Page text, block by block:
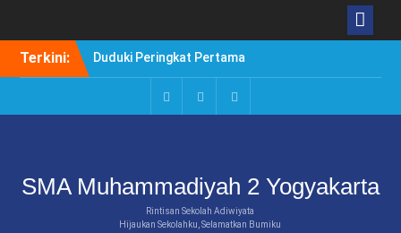
Terkini:
Duduki Peringkat Pertama
Rangking Pararel IPA
Selamat!Siswa Diterima
PTN Jalur SBMPTN 2020
Negeri?
InstagramFacebookTwitter
SMA Muhammadiyah 2 Yogyakarta
Rintisan Sekolah Adiwiyata
Hijaukan Sekolahku, Selamatkan Bumiku